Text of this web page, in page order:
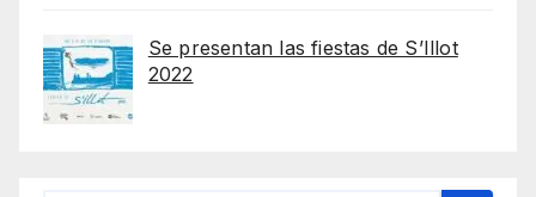
Se presentan las fiestas de S’Illot
2022